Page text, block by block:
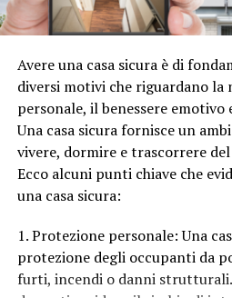
Avere una casa sicura è di
diversi motivi che riguardano la
personale, il benessere
Una casa sicura fornisce un
vivere, dormire e trascorrere
Ecco alcuni punti chiave che
una casa sicura:
1. Protezione personale: Una
protezione degli occupanti da
furti, incendi o danni strutturali.